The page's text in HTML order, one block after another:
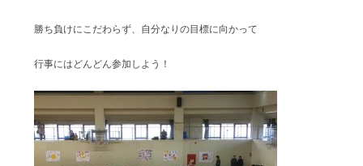
勝ち負けにこだわらず、自分なりの目標に向かって
行事にはどんどん参加しよう！